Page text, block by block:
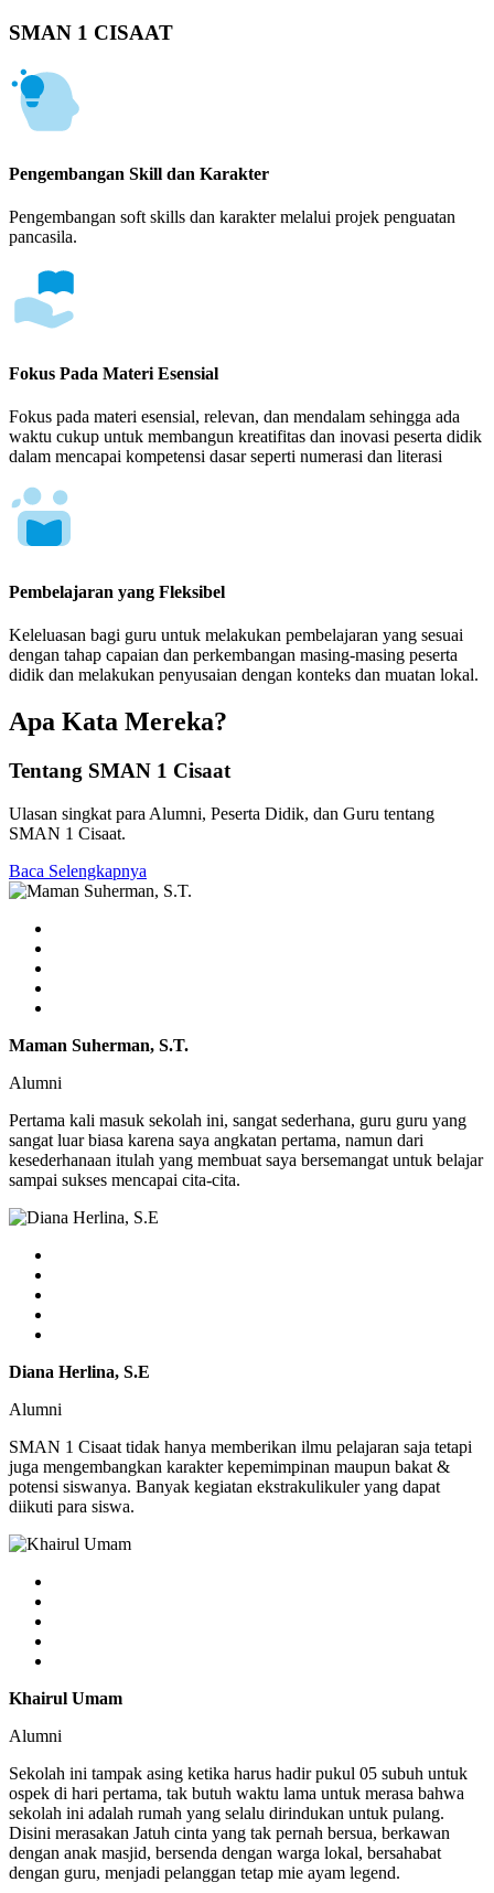
SMAN 1 CISAAT
Pengembangan Skill dan Karakter
Pengembangan soft skills dan karakter melalui projek penguatan
pancasila.
Fokus Pada Materi Esensial
Fokus pada materi esensial, relevan, dan mendalam sehingga ada
waktu cukup untuk membangun kreatifitas dan inovasi peserta didik
dalam mencapai kompetensi dasar seperti numerasi dan literasi
Pembelajaran yang Fleksibel
Keleluasan bagi guru untuk melakukan pembelajaran yang sesuai
dengan tahap capaian dan perkembangan masing-masing peserta
didik dan melakukan penyusaian dengan konteks dan muatan lokal.
Apa Kata Mereka?
Tentang SMAN 1 Cisaat
Ulasan singkat para Alumni, Peserta Didik, dan Guru tentang
SMAN 1 Cisaat.
Baca Selengkapnya
Maman Suherman, S.T.
Alumni
Pertama kali masuk sekolah ini, sangat sederhana, guru guru yang
sangat luar biasa karena saya angkatan pertama, namun dari
kesederhanaan itulah yang membuat saya bersemangat untuk belajar
sampai sukses mencapai cita-cita.
Diana Herlina, S.E
Alumni
SMAN 1 Cisaat tidak hanya memberikan ilmu pelajaran saja tetapi
juga mengembangkan karakter kepemimpinan maupun bakat &
potensi siswanya. Banyak kegiatan ekstrakulikuler yang dapat
diikuti para siswa.
Khairul Umam
Alumni
Sekolah ini tampak asing ketika harus hadir pukul 05 subuh untuk
ospek di hari pertama, tak butuh waktu lama untuk merasa bahwa
sekolah ini adalah rumah yang selalu dirindukan untuk pulang.
Disini merasakan Jatuh cinta yang tak pernah bersua, berkawan
dengan anak masjid, bersenda dengan warga lokal, bersahabat
dengan guru, menjadi pelanggan tetap mie ayam legend.